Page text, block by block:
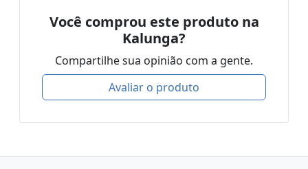
Você comprou este produto na
Kalunga?
Compartilhe sua opinião com a gente.
Avaliar o produto